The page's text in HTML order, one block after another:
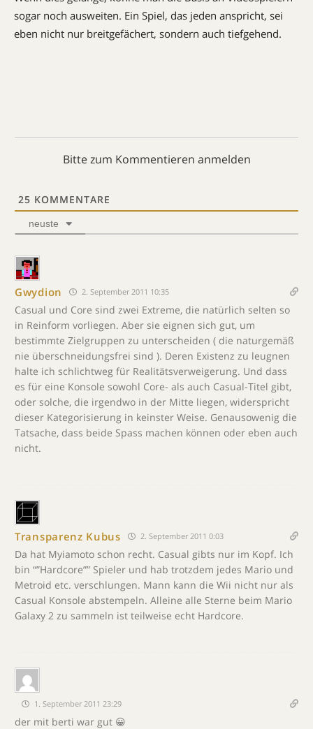
sogar noch ausweiten. Ein Spiel, das jeden anspricht, sei
eben nicht nur breitgefächert, sondern auch tiefgehend.
Bitte zum Kommentieren anmelden
25 KOMMENTARE
neuste
Gwydion 2. September 2011 10:35
Casual und Core sind zwei Extreme, die natürlich selten so
in Reinform vorliegen. Aber sie eignen sich gut, um
bestimmte Zielgruppen zu unterscheiden ( die naturgemäß
nie überschneidungsfrei sind ). Deren Existenz zu leugnen
halte ich schlichtweg für Realitätsverweigerung. Und dass
es für eine Konsole sowohl Core- als auch Casual-Titel gibt,
oder solche, die irgendwo in der Mitte liegen, widerspricht
dieser Kategorisierung in keinster Weise. Genausowenig die
Tatsache, dass beide Spass machen können oder eben auch
nicht.
Transparenz Kubus 2. September 2011 0:03
Da hat Myiamoto schon recht. Casual gibts nur im Kopf. Ich
bin “”Hardcore”” Spieler und hab trotzdem jedes Mario und
Metroid etc. verschlungen. Mann kann die Wii nicht nur als
Casual Konsole abstempeln. Alleine alle Sterne beim Mario
Galaxy 2 zu sammeln ist teilweise echt Hardcore.
1. September 2011 23:29
der mit berti war gut 😀